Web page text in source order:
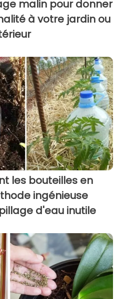
malin pour donner
à votre jardin ou
les bouteilles en
ingénieuse
d'eau inutile